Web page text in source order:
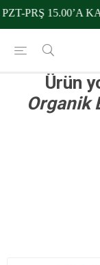
PRŞ 15.00’A
Ürün
Organik